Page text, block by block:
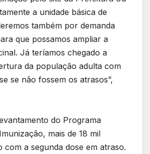
a unidade básica de
também por demanda
que possamos ampliar a
Já teríamos chegado a
da população adulta com
se não fossem os atrasos”,
do Programa
mais de 18 mil
com a segunda dose em atraso.